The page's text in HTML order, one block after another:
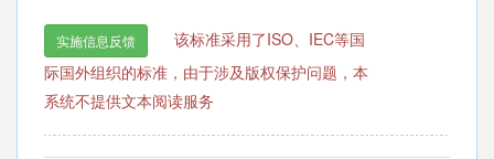
实施信息反馈
该标准采用了ISO、IEC等国
际国外组织的标准，由于涉及版权保护问题，本
系统不提供文本阅读服务